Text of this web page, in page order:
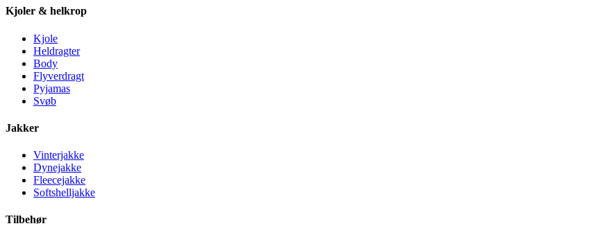
Kjoler & helkrop
Kjole
Heldragter
Body
Flyverdragt
Pyjamas
Svøb
Jakker
Vinterjakke
Dynejakke
Fleecejakke
Softshelljakke
Tilbehør